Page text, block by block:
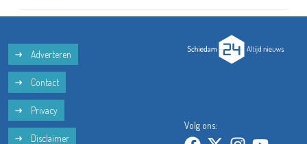
Adverteren
Contact
Privacy
Disclaimer
Volg ons: